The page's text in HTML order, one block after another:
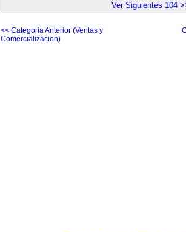
Ver Siguientes 104
<< Categoria Anterior (Ventas y
Comercializacion)